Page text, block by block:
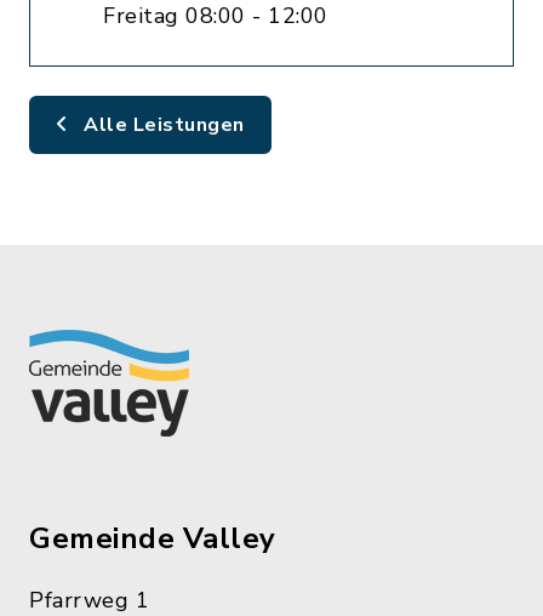
Freitag 08:00 - 12:00
Alle Leistungen
Gemeinde Valley
Pfarrweg 1